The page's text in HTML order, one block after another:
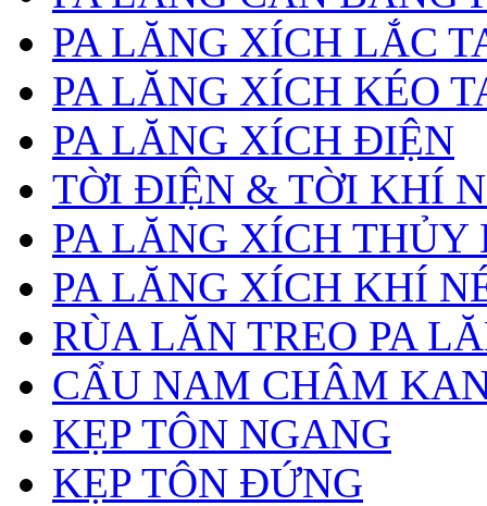
PA LĂNG XÍCH LẮC
PA LĂNG XÍCH KÉO
PA LĂNG XÍCH ĐIỆN
TỜI ĐIỆN & TỜI KHÍ
PA LĂNG XÍCH THỦY
PA LĂNG XÍCH KHÍ
RÙA LĂN TREO PA
CẨU NAM CHÂM
KẸP TÔN NGANG
KẸP TÔN ĐỨNG